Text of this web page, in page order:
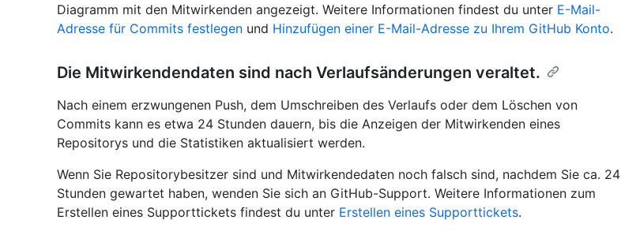
Diagramm mit den Mitwirkenden angezeigt. Weitere Informationen findest du unter E-Mail-
Adresse für Commits festlegen und Hinzufügen einer E-Mail-Adresse zu Ihrem GitHub Konto.
Die Mitwirkendendaten sind nach Verlaufsänderungen veraltet.
Nach einem erzwungenen Push, dem Umschreiben des Verlaufs oder dem Löschen von
Commits kann es etwa 24 Stunden dauern, bis die Anzeigen der Mitwirkenden eines
Repositorys und die Statistiken aktualisiert werden.
Wenn Sie Repositorybesitzer sind und Mitwirkendedaten noch falsch sind, nachdem Sie ca. 24
Stunden gewartet haben, wenden Sie sich an GitHub-Support. Weitere Informationen zum
Erstellen eines Supporttickets findest du unter Erstellen eines Supporttickets.